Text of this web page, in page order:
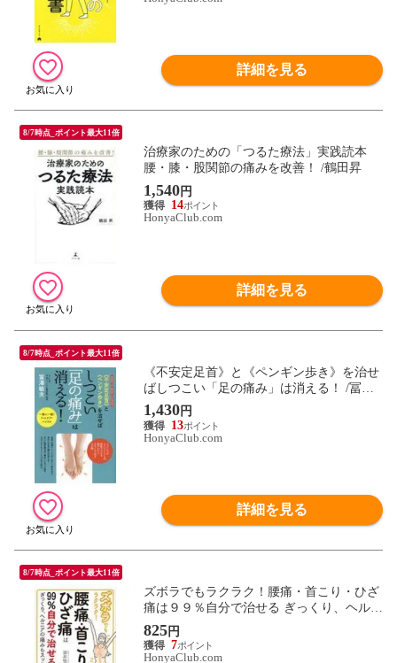
詳細を見る
8/7時点_ポイント最大11倍
治療家のための「つるた療法」実践読本
腰・膝・股関節の痛みを改善！ /鶴田昇
1,540円
14
HonyaClub.com
詳細を見る
8/7時点_ポイント最大11倍
《不安定足首》と《ペンギン歩き》を治せ
ばしつこい「足の痛み」は消える！ /冨澤
敏夫
1,430円
13
HonyaClub.com
詳細を見る
8/7時点_ポイント最大11倍
ズボラでもラクラク！腰痛・首こり・ひざ
痛は９９％自分で治せる ぎっくり、ヘルニ
アの痛みもスッと解消 /酒井慎太郎
825円
7
HonyaClub.com